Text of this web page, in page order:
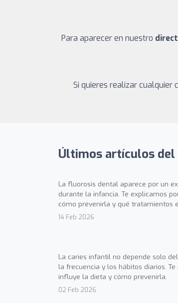
Para aparecer en nuestro
Si quieres realizar cualquier
Últimos artículos
La fluorosis dental aparece por un
durante la infancia. Te explicamos
cómo prevenirla y qué tratamientos
14 Feb 2026
La caries infantil no depende solo
la frecuencia y los hábitos diarios.
influye la dieta y cómo prevenirla.
02 Feb 2026